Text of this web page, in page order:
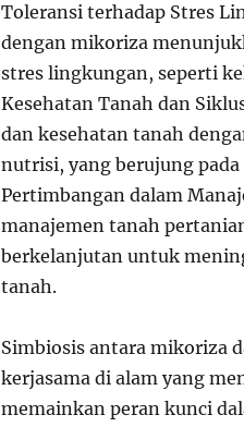
Toleransi terhadap Stres
dengan mikoriza
stres lingkungan, seperti
Kesehatan Tanah dan
dan kesehatan tanah
nutrisi, yang berujung
Pertimbangan dalam
manajemen tanah
berkelanjutan untuk
tanah.
Simbiosis antara mikoriza
kerjasama di alam yang
memainkan peran kunci